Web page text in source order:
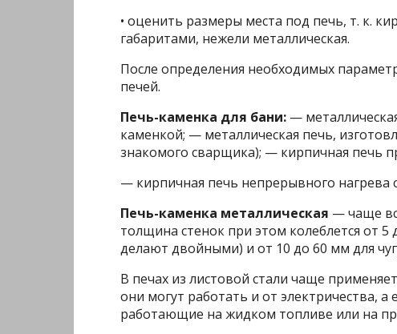
• оценить размеры места под печь, т. к.
габаритами, нежели металлическая.
После определения необходимых
печей.
Печь-каменка для бани: —
каменкой; — металлическая печь,
знакомого сварщика); — кирпичная печь
— кирпичная печь непрерывного нагрева
Печь-каменка металлическая — чаще
толщина стенок при этом колеблется от
делают двойными) и от 10 до 60 мм для
В печах из листовой стали чаще
они могут работать и от электричества,
работающие на жидком топливе или на